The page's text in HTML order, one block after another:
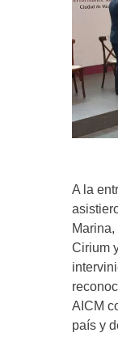
A la
Cirium
AICM
país y